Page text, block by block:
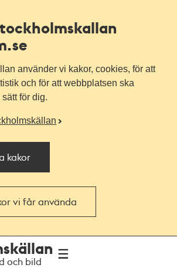
använder vi kakor, cookies, för att
och för att webbplatsen ska
för dig.
kakor
vi får använda
och bild